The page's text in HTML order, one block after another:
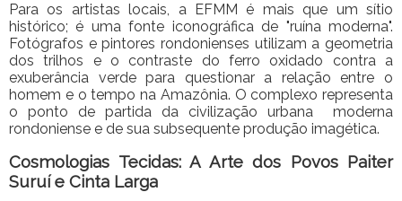
Para os artistas locais, a EFMM é mais que um sítio
histórico; é uma fonte iconográfica de "ruína moderna".
Fotógrafos e pintores rondonienses utilizam a geometria
dos trilhos e o contraste do ferro oxidado contra a
exuberância verde para questionar a relação entre o
homem e o tempo na Amazônia. O complexo representa
o ponto de partida da civilização urbana moderna
rondoniense e de sua subsequente produção imagética.
Cosmologias Tecidas: A Arte dos Povos Paiter
Suruí e Cinta Larga